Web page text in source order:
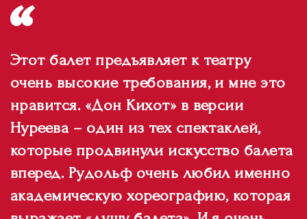
Этот балет предъявляет к театру
очень высокие требования, и мне это
нравится. «Дон Кихот» в версии
Нуреева – один из тех спектаклей,
которые продвинули искусство балета
вперед. Рудольф очень любил именно
академическую хореографию, которая